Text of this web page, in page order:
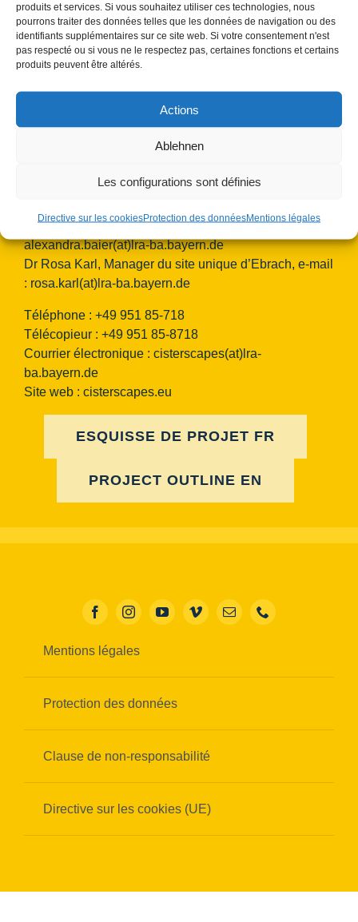
produits et services. Si vous souhaitez utiliser ces technologies, nous
pourrons traiter des données telles que les données de navigation ou des
identifiants supplémentaires sur ce site web. Si votre consentement n'est
pas respecté ou si vous ne le respectez pas, certaines fonctions et certains
produits peuvent être altérés.
Actions
Ablehnen
Les configurations sont définies
Directive sur les cookiesProtection des donnéesMentions légales
Contact :
Contacts TEAM Cisterscapes/Landkreis Bamberg :
pour le Label du patrimoine européen, e-mail :
alexandra.baier(at)lra-ba.bayern.de
Dr Rosa Karl, Manager du site unique d’Ebrach, e-mail
: rosa.karl(at)lra-ba.bayern.de
Téléphone : +49 951 85-718
Télécopieur : +49 951 85-8718
Courrier électronique : cisterscapes(at)lra-
ba.bayern.de
Site web : cisterscapes.eu
ESQUISSE DE PROJET FR
PROJECT OUTLINE EN
Mentions légales
Protection des données
Clause de non-responsabilité
Directive sur les cookies (UE)